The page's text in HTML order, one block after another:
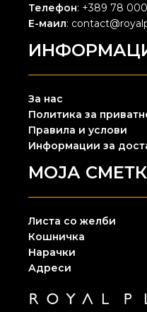
Телефон: +389 78
Е-маил:
За нас
Политика за
Правила и услови
Информации за
МОЈА
Листа со желби
Кошничка
Нарачки
Адреси